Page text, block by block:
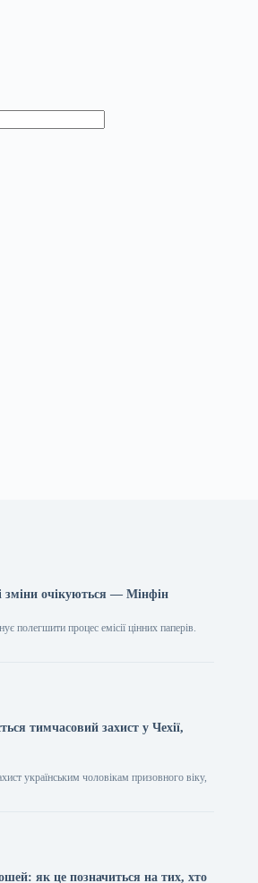
зміни очікуються — Мінфін
полегшити процес емісії цінних паперів.
тимчасовий захист у Чехії,
українським чоловікам призовного віку,
як це позначиться на тих, хто